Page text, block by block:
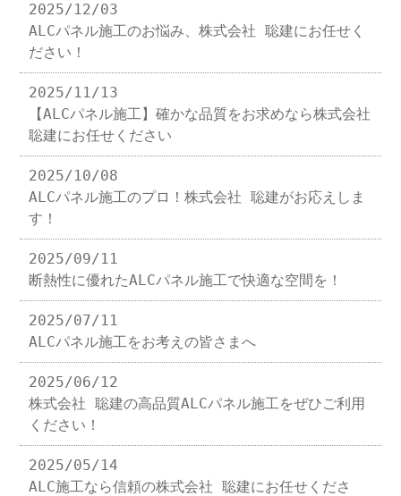
2025/12/03
ALCパネル施工のお悩み、株式会社 聡建にお任せく
ださい！
2025/11/13
【ALCパネル施工】確かな品質をお求めなら株式会社
聡建にお任せください
2025/10/08
ALCパネル施工のプロ！株式会社 聡建がお応えしま
す！
2025/09/11
断熱性に優れたALCパネル施工で快適な空間を！
2025/07/11
ALCパネル施工をお考えの皆さまへ
2025/06/12
株式会社 聡建の高品質ALCパネル施工をぜひご利用
ください！
2025/05/14
ALC施工なら信頼の株式会社 聡建にお任せくださ